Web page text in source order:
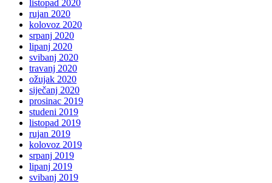
listopad 2020
rujan 2020
kolovoz 2020
srpanj 2020
lipanj 2020
svibanj 2020
travanj 2020
ožujak 2020
siječanj 2020
prosinac 2019
studeni 2019
listopad 2019
rujan 2019
kolovoz 2019
srpanj 2019
lipanj 2019
svibanj 2019